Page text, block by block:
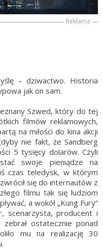
Reklama
– dziwactwo. Historia
jak on sam.
Szwed, który do tej
filmów reklamowych,
na miłości do kina akcji
nie fakt, że Sandberg
5 tysięcy dolarów. Czyli
swoje pieniądze na
czas teledysk, w którym
się do internautów z
filmu tak się ludziom
a wokół „Kung Fury”
scenarzysta, producent i
ostatecznie ponad
mu na realizację 30